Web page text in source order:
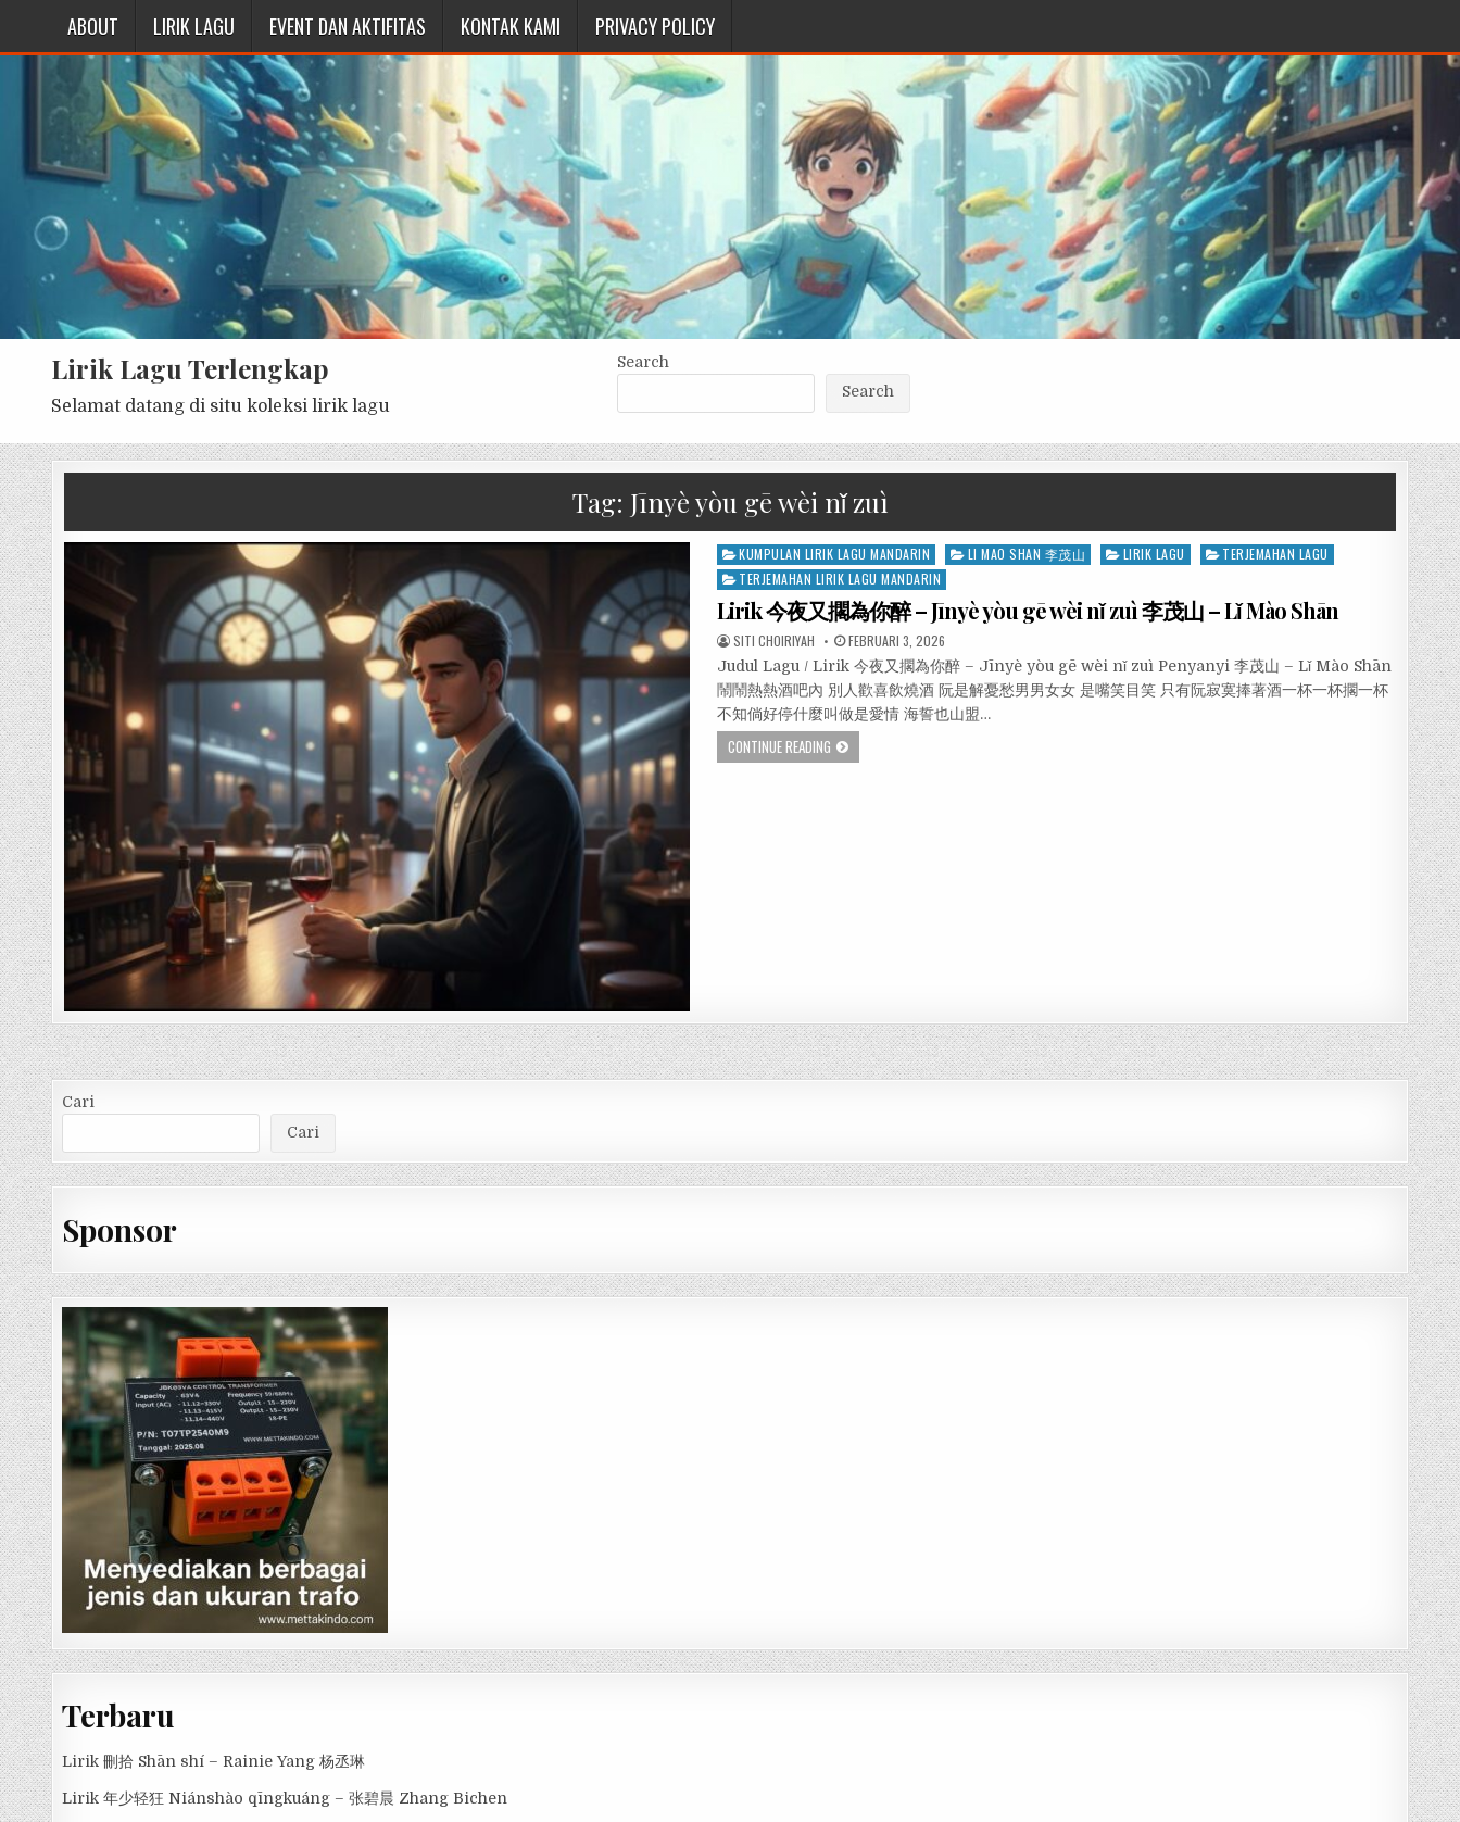
ABOUT LIRIK LAGU EVENT DAN AKTIFITAS KONTAK KAMI PRIVACY POLICY
Lirik Lagu Terlengkap
Selamat datang di situ koleksi lirik lagu
Search
Search
Tag: Jīnyè yòu gē wèi nǐ zuì
Posted
in
KUMPULAN LIRIK LAGU MANDARIN LI MAO SHAN 李茂山 LIRIK LAGU
TERJEMAHAN LAGU
TERJEMAHAN LIRIK LAGU MANDARIN
Lirik 今夜又擱為你醉 – Jīnyè yòu gē wèi nǐ zuì 李茂山 – Lǐ Mào Shān
SITI CHOIRIYAH FEBRUARI 3, 2026
Judul Lagu / Lirik 今夜又擱為你醉 – Jīnyè yòu gē wèi nǐ zuì Penyanyi 李茂山 – Lǐ Mào Shān
鬧鬧熱熱酒吧內 別人歡喜飲燒酒 阮是解憂愁男男女女 是嘴笑目笑 只有阮寂寞捧著酒一杯一杯擱一杯
不知倘好停什麼叫做是愛情 海誓也山盟…
CONTINUE READING
Cari
Cari
Sponsor
Terbaru
Lirik 刪拾 Shān shí – Rainie Yang 杨丞琳
Lirik 年少轻狂 Niánshào qīngkuáng – 张碧晨 Zhang Bichen